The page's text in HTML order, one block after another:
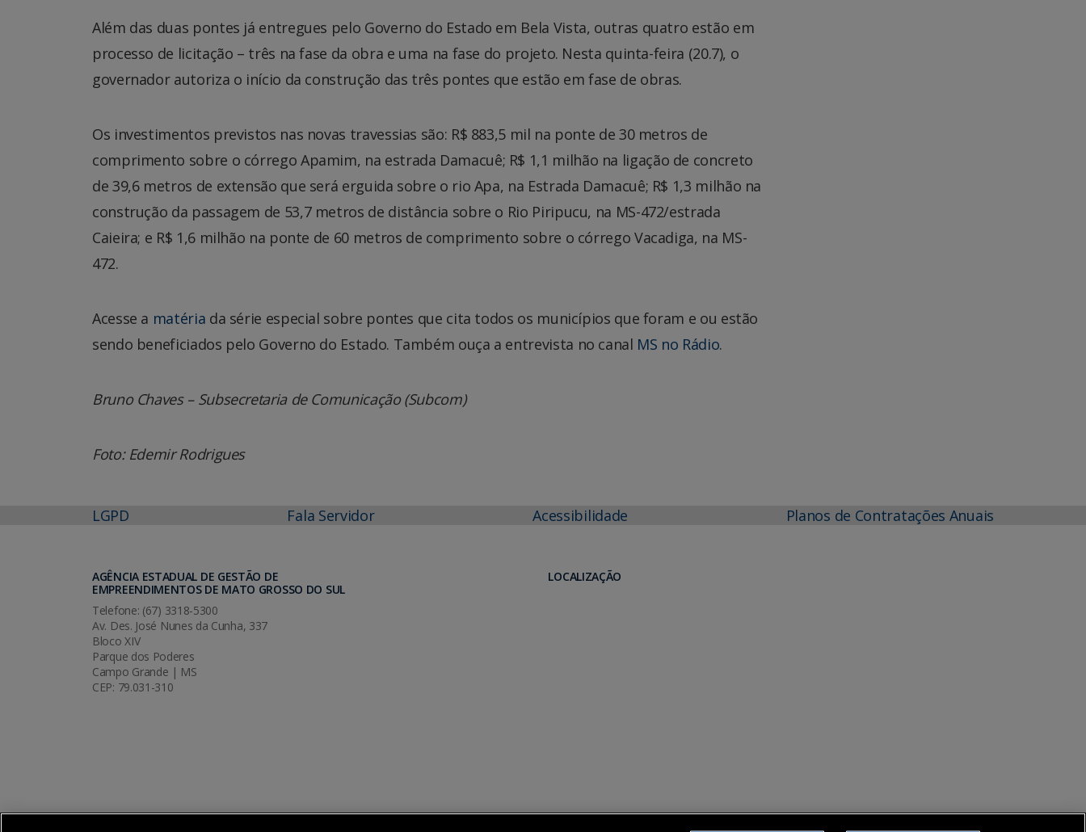
Além das duas pontes já entregues pelo Governo do Estado em Bela Vista, outras quatro estão em
processo de licitação – três na fase da obra e uma na fase do projeto. Nesta quinta-feira (20.7), o
governador autoriza o início da construção das três pontes que estão em fase de obras.
Os investimentos previstos nas novas travessias são: R$ 883,5 mil na ponte de 30 metros de
comprimento sobre o córrego Apamim, na estrada Damacuê; R$ 1,1 milhão na ligação de concreto
de 39,6 metros de extensão que será erguida sobre o rio Apa, na Estrada Damacuê; R$ 1,3 milhão na
construção da passagem de 53,7 metros de distância sobre o Rio Piripucu, na MS-472/estrada
Caieira; e R$ 1,6 milhão na ponte de 60 metros de comprimento sobre o córrego Vacadiga, na MS-
472.
Acesse a matéria da série especial sobre pontes que cita todos os municípios que foram e ou estão
sendo beneficiados pelo Governo do Estado. Também ouça a entrevista no canal MS no Rádio.
Bruno Chaves – Subsecretaria de Comunicação (Subcom)
Foto: Edemir Rodrigues
LGPD Fala Servidor Acessibilidade Planos de Contratações Anuais
AGÊNCIA ESTADUAL DE GESTÃO DE
EMPREENDIMENTOS DE MATO GROSSO DO SUL
Telefone: (67) 3318-5300
Av. Des. José Nunes da Cunha, 337
Bloco XIV
Parque dos Poderes
Campo Grande | MS
CEP: 79.031-310
LOCALIZAÇÃO